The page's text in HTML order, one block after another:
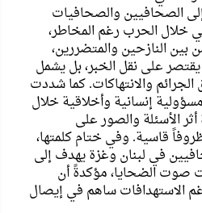
الصحافيين والصحافيات
خلال الحرب رغم المخاطر،
النازحين والمتضررين،
على نقل الخبر، بل يشمل
والانتهاكات. كما شددت
إنسانية وأخلاقية خلال
الأسئلة والصور على
قاسية. وفي ختام كلمتها،
في لبنان وغزة يهدف إلى
صوت الضحايا، مؤكدةً أن
الاستهدافات ساهم في إيصال